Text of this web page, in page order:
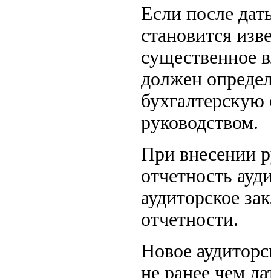
Если после
становится
существенное
должен
бухгалтерскую
руководством.
При внесении
отчетность
аудиторское
отчетности.
Новое
не ранее чем